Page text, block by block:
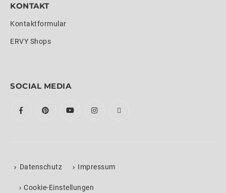
KONTAKT
Kontaktformular
ERVY Shops
SOCIAL MEDIA
Datenschutz Impressum
› Cookie-Einstellungen